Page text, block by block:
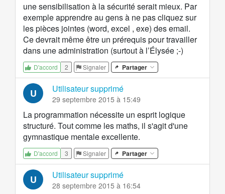
une sensibilisation à la sécurité serait mieux. Par
exemple apprendre au gens à ne pas cliquez sur
les pièces jointes (word, excel , exe) des email.
Ce devrait même être un prérequis pour travailler
dans une administration (surtout à l’Élysée ;-)
D'accord 2 Signaler Partager
U Utilisateur supprimé
29 septembre 2015 à 15:49
La programmation nécessite un esprit logique
structuré. Tout comme les maths, il s'agit d'une
gymnastique mentale excellente.
D'accord 3 Signaler Partager
U Utilisateur supprimé
28 septembre 2015 à 16:54